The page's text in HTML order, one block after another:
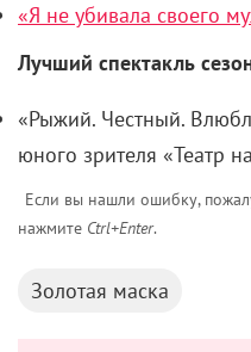
«Я не убивала своего
Лучший спектакль
«Рыжий. Честный.
юного зрителя «Театр
Если вы нашли ошибку,
нажмите Ctrl+Enter.
Золотая маска